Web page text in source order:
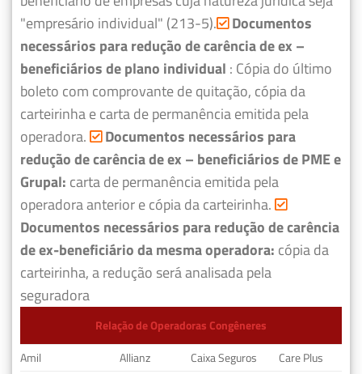
"empresário individual" (213-5). Documentos
necessários para redução de carência de ex –
beneficiários de plano individual : Cópia do último
boleto com comprovante de quitação, cópia da
carteirinha e carta de permanência emitida pela
operadora.
Documentos necessários para
redução de carência de ex – beneficiários de PME e
Grupal: carta de permanência emitida pela
operadora anterior e cópia da carteirinha.
Documentos necessários para redução de carência
de ex-beneficiário da mesma operadora: cópia da
carteirinha, a redução será analisada pela
seguradora
Relação de Operadoras Congêneres
Amil
Allianz Caixa Seguros
Care Plus